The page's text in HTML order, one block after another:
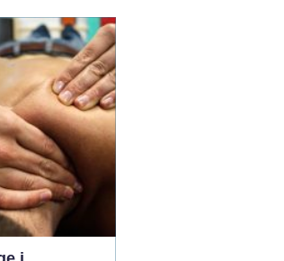
psykisk
I en
kommun som
valet av
extr...